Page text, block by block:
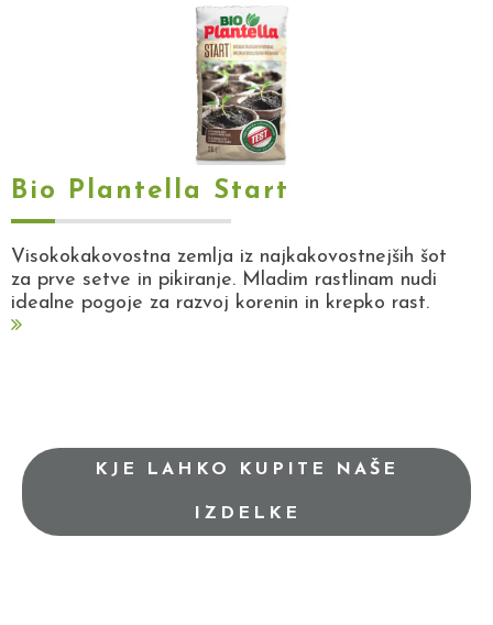
Bio Plantella Start
Visokokakovostna zemlja iz najkakovostnejših šot
za prve setve in pikiranje. Mladim rastlinam nudi
idealne pogoje za razvoj korenin in krepko rast.
KJE LAHKO KUPITE NAŠE
IZDELKE